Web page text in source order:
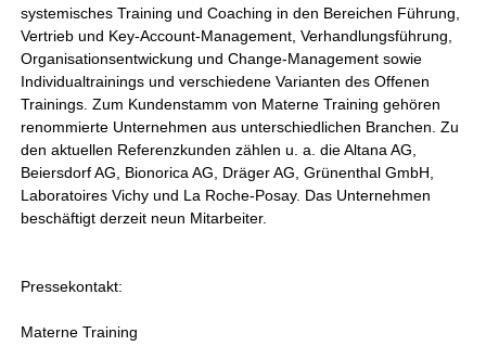
systemisches Training und Coaching in den Bereichen Führung,
Vertrieb und Key-Account-Management, Verhandlungsführung,
Organisationsentwickung und Change-Management sowie
Individualtrainings und verschiedene Varianten des Offenen
Trainings. Zum Kundenstamm von Materne Training gehören
renommierte Unternehmen aus unterschiedlichen Branchen. Zu
den aktuellen Referenzkunden zählen u. a. die Altana AG,
Beiersdorf AG, Bionorica AG, Dräger AG, Grünenthal GmbH,
Laboratoires Vichy und La Roche-Posay. Das Unternehmen
beschäftigt derzeit neun Mitarbeiter.
Pressekontakt:
Materne Training